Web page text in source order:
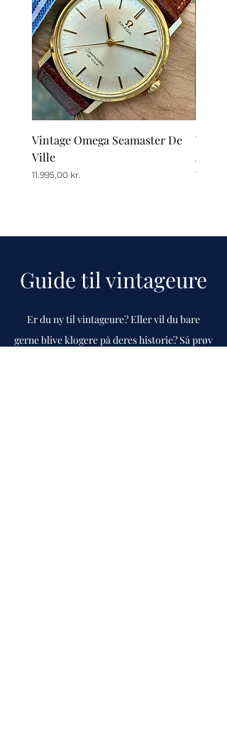
Vintage Omega Seamaster De
Ville
Pris
11.995,00 kr. Pris
Guide til vintageure
Er du ny til vintageure? Eller vil du bare
gerne blive klogere på deres historie? Så prøv